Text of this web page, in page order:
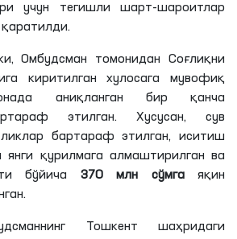
учун тегишли шарт-шароитлар
Омбудсман томонидан Соғлиқни
киритилган хулосага мувофиқ
аниқланган бир қанча
этилган. Хусусан, сув
бартараф этилган, иситиш
янги қурилмага алмаштирилган ва
бўйича 370 млн сўмгаяқин
Тошкент шаҳридаги